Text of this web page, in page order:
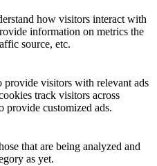
how visitors interact with
information on metrics the
source, etc.
provide visitors with relevant ads
track visitors across
provide customized ads.
that are being analyzed and
as yet.